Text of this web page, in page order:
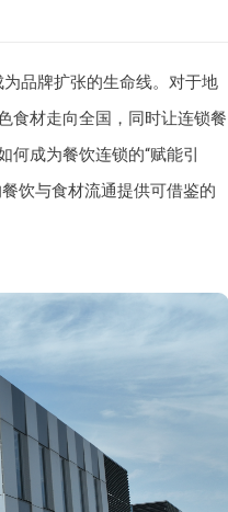
品牌扩张的生命线。对于地
食材走向全国，同时让连锁餐
何成为餐饮连锁的“赋能引
饮与食材流通提供可借鉴的